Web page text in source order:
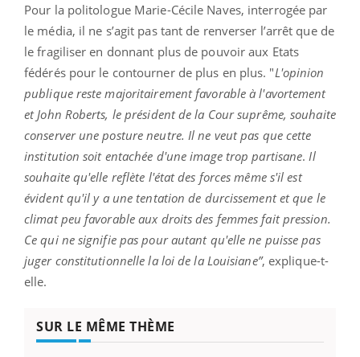
Pour la politologue Marie-Cécile Naves, interrogée par
le média, il ne s’agit pas tant de renverser l’arrêt que de
le fragiliser en donnant plus de pouvoir aux Etats
fédérés pour le contourner de plus en plus. "L'opinion
publique reste majoritairement favorable à l'avortement
et John Roberts, le président de la Cour suprême, souhaite
conserver une posture neutre. Il ne veut pas que cette
institution soit entachée d'une image trop partisane. Il
souhaite qu'elle reflète l'état des forces même s'il est
évident qu'il y a une tentation de durcissement et que le
climat peu favorable aux droits des femmes fait pression.
Ce qui ne signifie pas pour autant qu'elle ne puisse pas
juger constitutionnelle la loi de la Louisiane”, explique-t-
elle.
SUR LE MÊME THÈME